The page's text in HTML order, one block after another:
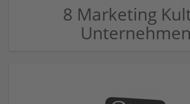
8 Marketing
Unternehmen